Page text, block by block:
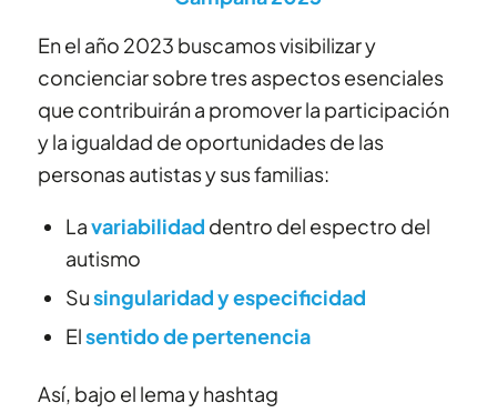
En el año 2023 buscamosvisibilizar y
concienciar sobretres aspectos esenciales
que contribuirán a promover la participación
y la igualdad de oportunidades de las
personas autistas y sus familias:
Lavariabilidad dentro del espectro del
autismo
Susingularidad y especificidad
Elsentido de pertenencia
Así, bajo el lema y hashtag